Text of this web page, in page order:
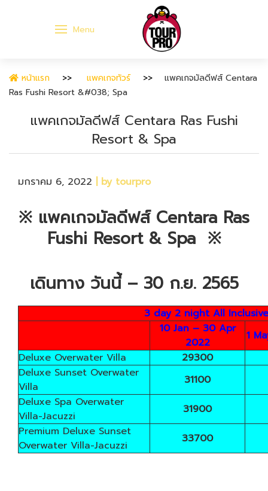
Menu
หน้าแรก แพคเกจทัวร์
แพคเกจมัลดีฟส์ Centara
Ras Fushi Resort &#038; Spa
แพคเกจมัลดีฟส์ Centara Ras Fushi
Resort & Spa
มกราคม 6, 2022 | by tourpro
※ แพคเกจมัลดีฟส์ Centara Ras
Fushi Resort & Spa ※
เดินทาง วันนี้ – 30 ก.ย. 2565
3 day 2 night All
10 Jan – 30 Apr
2022
1
Deluxe Overwater Villa
29300
Deluxe Sunset Overwater
Villa
31100
Deluxe Spa Overwater
Villa-Jacuzzi
31900
Premium Deluxe Sunset
Overwater Villa-Jacuzzi
33700